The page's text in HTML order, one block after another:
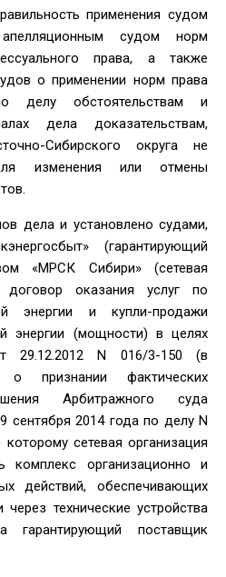
применения судом
судом норм
права, а также
о применении норм права
делу обстоятельствам и
дела доказательствам,
Сибирского округа не
изменения или отмены
дела и установлено судами,
(гарантирующий
«МРСК Сибири» (сетевая
договор оказания услуг по
энергии и купли-продажи
энергии (мощности) в целях
29.12.2012 N 016/3-150 (в
о признании фактических
Арбитражного суда
сентября 2014 года по делу N
сетевая организация
комплекс организационно и
действий, обеспечивающих
через технические устройства
гарантирующий поставщик